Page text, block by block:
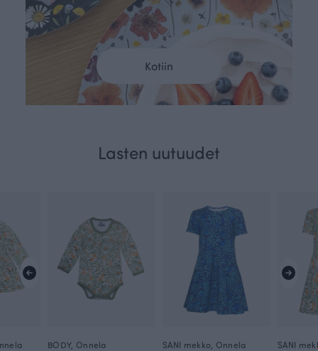
Kotiin
Lasten uutuudet
BODY, Onnela
SANI mekko, Onnela
SANI